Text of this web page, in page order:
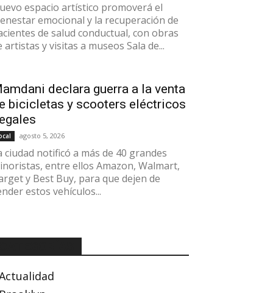
espacio artístico promoverá el
emocional y la recuperación de
de salud conductual, con obras
artistas y visitas a museos Sala de...
declara guerra a la venta
bicicletas y scooters eléctricos
agosto 5, 2026
ciudad notificó a más de 40 grandes
entre ellos Amazon, Walmart,
y Best Buy, para que dejen de
estos vehículos...